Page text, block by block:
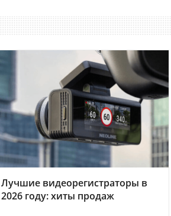
Лучшие видеорегистраторы в
2026 году: хиты продаж